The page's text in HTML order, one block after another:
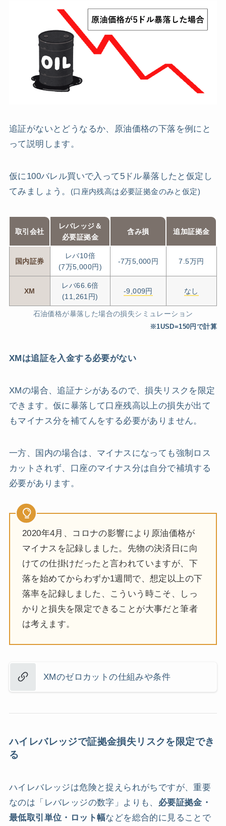
追証がないとどうなるか、原油価格の下落を例にと
って説明します。
仮に100バレル買いで入って5ドル暴落したと仮定し
てみましょう。
(口座内残高は必要証拠金のみと仮定)
取引会社
レバレッジ＆
必要証拠金
含み損 追加証拠金
国内証券
レバ10倍
(7万5,000円)
-7万5,000円 7.5万円
XM
レバ66.6倍
(11,261円)
-9,009円 なし
石油価格が暴落した場合の損失シミュレーション
※1USD=150円で計算
XMは追証を入金する必要がない
XMの場合、追証ナシがあるので、損失リスクを限定
できます。仮に暴落して口座残高以上の損失が出て
もマイナス分を補てんをする必要がありません。
一方、国内の場合は、マイナスになっても強制ロス
カットされず、口座のマイナス分は自分で補填する
必要があります。
2020年4月、コロナの影響により原油価格が
マイナスを記録しました。先物の決済日に向
けての仕掛けだったと言われていますが、下
落を始めてからわずか1週間で、想定以上の下
落率を記録しました、こういう時こそ、しっ
かりと損失を限定できることが大事だと筆者
は考えます。
XMのゼロカットの仕組みや条件
ハイレバレッジで証拠金損失リスクを限定でき
る
ハイレバレッジは危険と捉えられがちですが、重要
なのは「レバレッジの数字」よりも、 必要証拠金・
最低取引単位・ロット幅などを総合的に見ることで